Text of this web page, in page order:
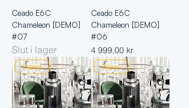
Ceado E6C
Chameleon [DEMO]
#07
Slut i lager
Ceado E6C
Chameleon [DEMO]
#06
Pris
4 999,00 kr
Demo Demo